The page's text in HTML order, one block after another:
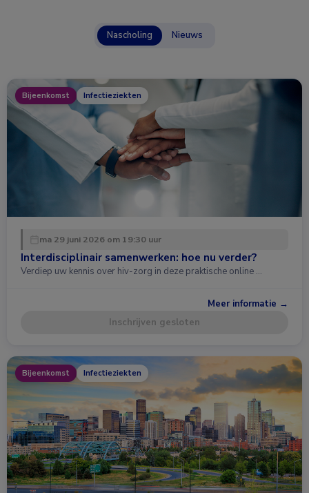
Nascholing Nieuws
Bijeenkomst Infectieziekten
ma 29 juni 2026 om 19:30 uur
Interdisciplinair samenwerken: hoe nu verder?
Verdiep uw kennis over hiv-zorg in deze praktische online …
Meer informatie →
Inschrijven gesloten
Bijeenkomst Infectieziekten